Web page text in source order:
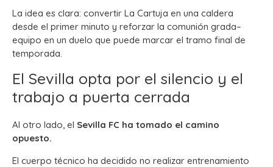
La idea es clara: convertir La Cartuja en una caldera
desde el primer minuto y reforzar la comunión grada–
equipo en un duelo que puede marcar el tramo final de
temporada.
El Sevilla opta por el silencio y el
trabajo a puerta cerrada
Al otro lado, el Sevilla FC ha tomado el camino
opuesto.
El cuerpo técnico ha decidido no realizar entrenamiento